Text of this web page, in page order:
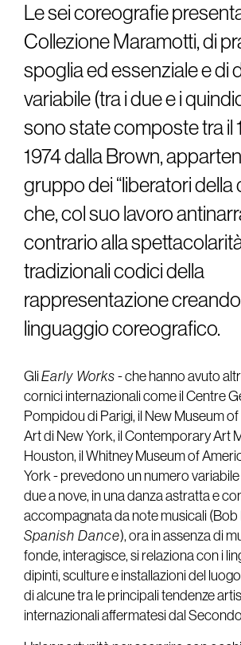
Le sei coreografie
Collezione Maramotti, di
spoglia ed essenziale e di
variabile (tra i due e i
sono state composte tra il
1974 dalla Brown,
gruppo dei “liberatori della
che, col suo lavoro
contrario alla
tradizionali codici della
rappresentazione
linguaggio coreografico.
Gli Early Works - che hanno avuto
cornici internazionali come il Centre
Pompidou di Parigi, il New Museum
Art di New York, il Contemporary Art
Houston, il Whitney Museum of
York - prevedono un numero
due a nove, in una danza astratta e
accompagnata da note musicali (Bob
Spanish Dance), ora in assenza di
fonde, interagisce, si relaziona con i
dipinti, sculture e installazioni del
di alcune tra le principali tendenze
internazionali affermatesi dal